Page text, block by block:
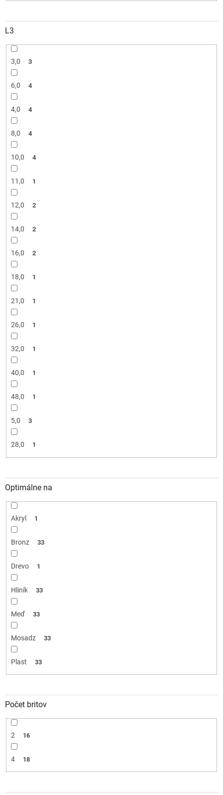
L3
3,0 3
6,0 4
4,0 4
8,0 4
10,0 4
11,0 1
12,0 2
14,0 2
16,0 2
18,0 1
21,0 1
26,0 1
32,0 1
40,0 1
48,0 1
5,0 3
28,0 1
Optimálne na
Akryl 1
Bronz 33
Drevo 1
Hliník 33
Meď 33
Mosadz 33
Plast 33
Počet britov
2 16
4 18